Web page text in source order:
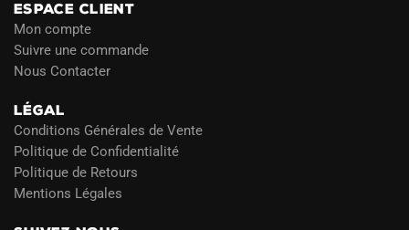
ESPACE CLIENT
Mon compte
Suivre une commande
Nous Contacter
LÉGAL
Conditions Générales de Vente
Politique de Confidentialité
Politique de Retours
Mentions Légales